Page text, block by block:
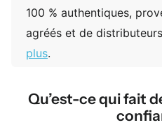
100 % authentiques,
agréés et de
plus.
Qu’est-ce qui fait